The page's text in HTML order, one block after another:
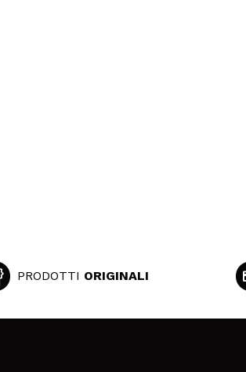
PRODOTTI ORIGINALI